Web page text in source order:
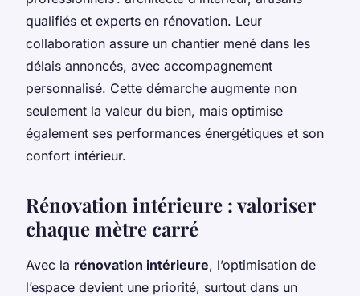
qualifiés et experts en rénovation. Leur
collaboration assure un chantier mené dans les
délais annoncés, avec accompagnement
personnalisé. Cette démarche augmente non
seulement la valeur du bien, mais optimise
également ses performances énergétiques et son
confort intérieur.
Rénovation intérieure : valoriser
chaque mètre carré
Avec la rénovation intérieure, l’optimisation de
l’espace devient une priorité, surtout dans un